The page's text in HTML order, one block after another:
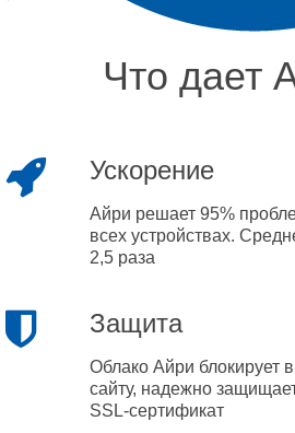
Что дает
Ускорение
Айри решает 95%
всех устройствах.
2,5 раза
Защита
Облако Айри блокирует
сайту, надежно
SSL-сертификат